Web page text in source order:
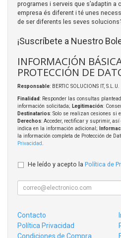
programes i serveis que s’adaptin a
empresa és diferent i té unes
de ser diferents les seves
¡Suscríbete a Nuestro
INFORMACIÓN
PROTECCIÓN DE
Responsable: BERTIC SOLUCIONS IT, S.L.U.
Finalidad: Responder las consultas
información solicitada; Legitimación:
Destinatarios: Solo se realizan cesiones si
Derechos: Acceder, rectificar y suprimir, así
indica en la información adicional;
la información completa de Protección de
Privacidad
He leído y acepto la Política de
Contacto
Política Privacidad
Condiciones de Compra